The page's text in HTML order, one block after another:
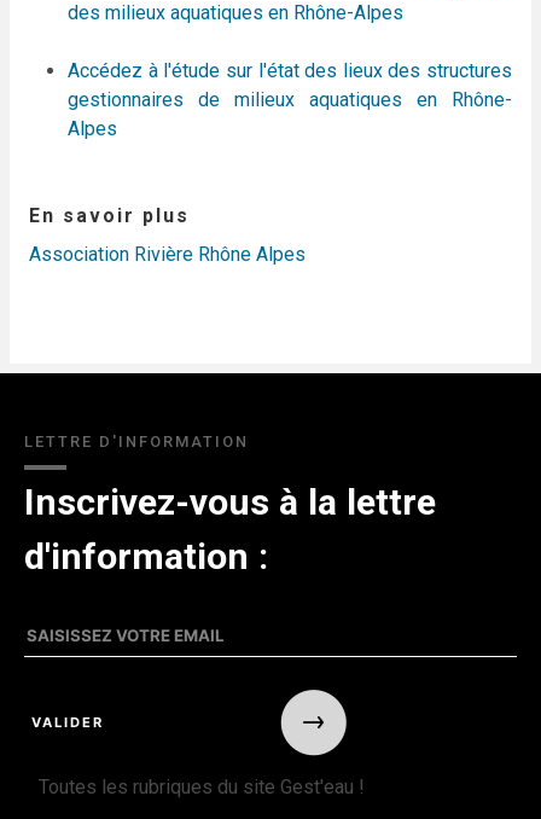
des milieux aquatiques en Rhône-Alpes
Accédez à l'étude sur l'état des lieux des structures
gestionnaires de milieux aquatiques en Rhône-
Alpes
En savoir plus
Association Rivière Rhône Alpes
LETTRE D'INFORMATION
Inscrivez-vous à la lettre
d'information :
Toutes les rubriques du site Gest'eau !